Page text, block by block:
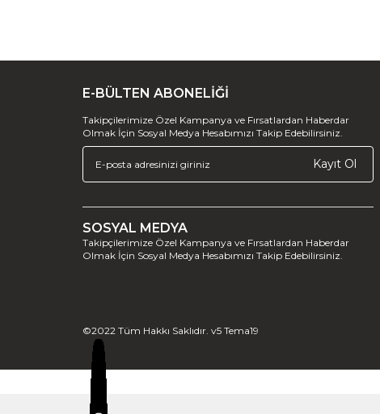
E-BÜLTEN ABONELİĞİ
Takipçilerimize Özel Kampanya ve Fırsatlardan Haberdar
Olmak İçin Sosyal Medya Hesabımızı Takip Edebilirsiniz.
Kayıt Ol
SOSYAL MEDYA
Takipçilerimize Özel Kampanya ve Fırsatlardan Haberdar
Olmak İçin Sosyal Medya Hesabımızı Takip Edebilirsiniz.
©2022 Tüm Hakkı Saklıdır. v5 Tema19